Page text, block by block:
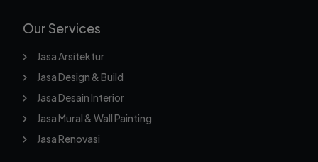
Our Services
Jasa Arsitektur
Jasa Design & Build
Jasa Desain Interior
Jasa Mural & Wall Painting
Jasa Renovasi